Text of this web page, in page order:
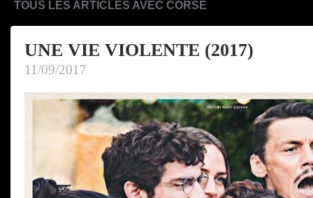
TOUS LES ARTICLES AVEC CORSE
UNE VIE VIOLENTE (2017)
11/09/2017